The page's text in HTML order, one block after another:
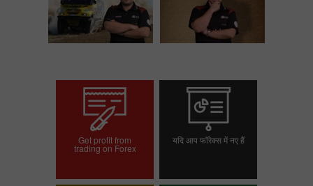
Get profit from
trading on Forex
यदि आप फॉरेक्स में नए हैं